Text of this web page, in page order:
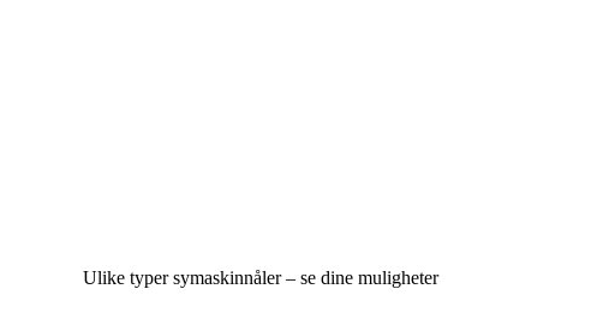
Ulike typer symaskinnåler – se dine muligheter